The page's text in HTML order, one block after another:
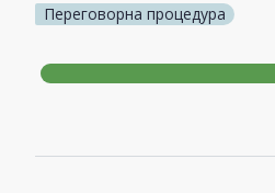
Переговорна процедура